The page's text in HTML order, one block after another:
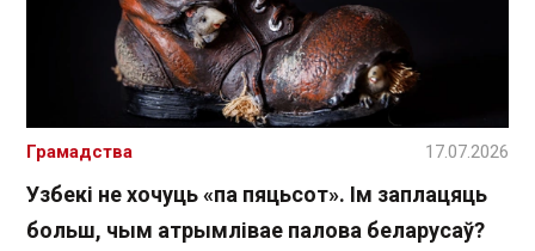
Узбекі не хочуць «па пяцьсот». Ім заплацяць
больш, чым атрымлівае палова беларусаў?
Грамадства 17.07.2026